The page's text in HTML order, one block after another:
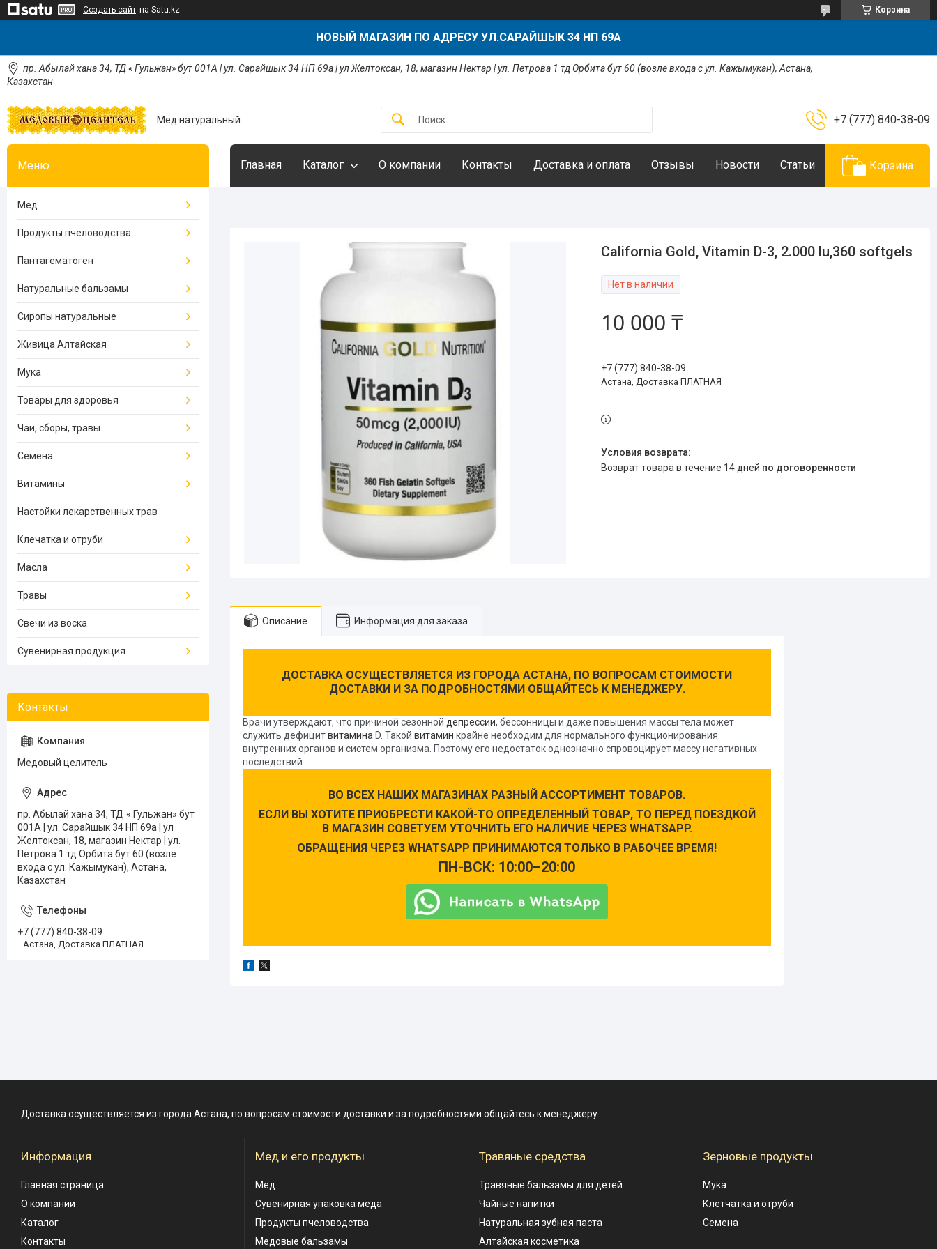
Создать сайт на Satu.kz Корзина
НОВЫЙ МАГАЗИН ПО АДРЕСУ УЛ.САРАЙШЫК 34 НП 69А
пр. Абылай хана 34, ТД « Гульжан» бут 001А | ул. Сарайшык 34 НП 69а | ул Желтоксан, 18, магазин Нектар | ул. Петрова 1 тд Орбита бут 60 (возле входа с ул. Кажымукан), Астана,
Казахстан
Мед натуральный +7 (777) 840-38-09
Главная Каталог О компании Контакты Доставка и оплата Отзывы Новости Статьи Корзина
California Gold, Vitamin D-3, 2.000 lu,360 softgels
Нет в наличии
10 000 ₸
+7 (777) 840-38-09
Астана, Доставка ПЛАТНАЯ
возврат товара в течение 14 дней по договоренности
Описание Информация для заказа
ДОСТАВКА ОСУЩЕСТВЛЯЕТСЯ ИЗ ГОРОДА АСТАНА, ПО ВОПРОСАМ СТОИМОСТИ
ДОСТАВКИ И ЗА ПОДРОБНОСТЯМИ ОБЩАЙТЕСЬ К МЕНЕДЖЕРУ.
Врачи утверждают, что причиной сезонной депрессии, бессонницы и даже повышения массы тела может
служить дефицитвитамина D. Такой витамин крайне необходим для нормального функционирования
внутренних органов и систем организма. Поэтому его недостаток однозначно спровоцирует массу негативных
последствий
ВО ВСЕХ НАШИХ МАГАЗИНАХ РАЗНЫЙ АССОРТИМЕНТ ТОВАРОВ.
ЕСЛИ ВЫ ХОТИТЕ ПРИОБРЕСТИ КАКОЙ-ТО ОПРЕДЕЛЕННЫЙ ТОВАР, ТО ПЕРЕД ПОЕЗДКОЙ
В МАГАЗИН СОВЕТУЕМ УТОЧНИТЬ ЕГО НАЛИЧИЕ ЧЕРЕЗ WHATSAPP.
ОБРАЩЕНИЯ ЧЕРЕЗ WHATSAPP ПРИНИМАЮТСЯ ТОЛЬКО В РАБОЧЕЕ ВРЕМЯ!
ПН-ВСК: 10:00–20:00
Мед
Продукты пчеловодства
Пантагематоген
Натуральные бальзамы
Сиропы натуральные
Живица Алтайская
Мука
Товары для здоровья
Чаи, сборы, травы
Семена
Витамины
Настойки лекарственных трав
Клечатка и отруби
Масла
Травы
Свечи из воска
Сувенирная продукция
Медовый целитель
пр. Абылай хана 34, ТД « Гульжан» бут
001А | ул. Сарайшык 34 НП 69а | ул
Желтоксан, 18, магазин Нектар | ул.
Петрова 1 тд Орбита бут 60 (возле
входа с ул. Кажымукан), Астана,
Казахстан
+7 (777) 840-38-09
Астана, Доставка ПЛАТНАЯ
Доставка осуществляется из города Астана, по вопросам стоимости доставки и за подробностями общайтесь к менеджеру.
Информация
Главная страница
О компании
Каталог
Контакты
Мед и его продукты
Мёд
Сувенирная упаковка меда
Продукты пчеловодства
Медовые бальзамы
Травяные средства
Травяные бальзамы для детей
Чайные напитки
Натуральная зубная паста
Алтайская косметика
Зерновые продукты
Мука
Клетчатка и отруби
Семена